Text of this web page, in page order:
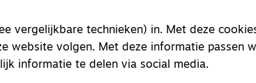
86
vergelijkbare technieken) in. Met deze
website volgen. Met deze informatie passen
informatie te delen via social media.